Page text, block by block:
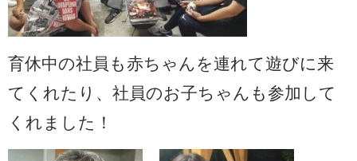
育休中の社員も赤ちゃんを連れて遊びに来
てくれたり、社員のお子ちゃんも参加して
くれました！